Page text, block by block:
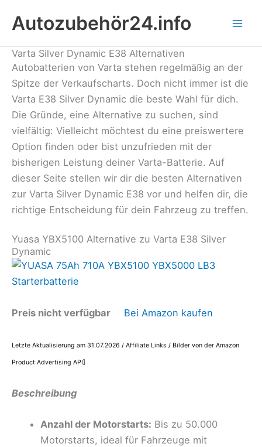
InhaltAutozubehör24.info
Varta Silver Dynamic E38 Alternativen
Autobatterien von Varta stehen regelmäßig an der
Spitze der Verkaufscharts. Doch nicht immer ist die
Varta E38 Silver Dynamic die beste Wahl für dich.
Die Gründe, eine Alternative zu suchen, sind
vielfältig: Vielleicht möchtest du eine preiswertere
Option finden oder bist unzufrieden mit der
bisherigen Leistung deiner Varta-Batterie. Auf
dieser Seite stellen wir dir die besten Alternativen
zur Varta Silver Dynamic E38 vor und helfen dir, die
richtige Entscheidung für dein Fahrzeug zu treffen.
Yuasa YBX5100 Alternative zu Varta E38 Silver
Dynamic
Preis nicht verfügbar Bei Amazon kaufen
Letzte Aktualisierung am 31.07.2026 / Affiliate Links / Bilder von der Amazon
Product Advertising API]
Beschreibung
Anzahl der Motorstarts: Bis zu 50.000
Motorstarts, ideal für Fahrzeuge mit